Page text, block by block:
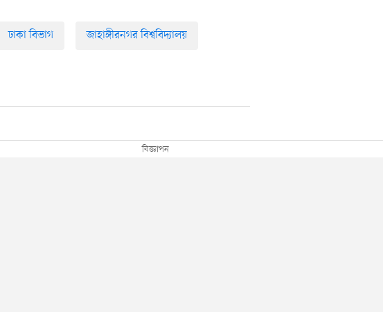
ঢাকা বিভাগ জাহাঙ্গীরনগর বিশ্ববিদ্যালয়